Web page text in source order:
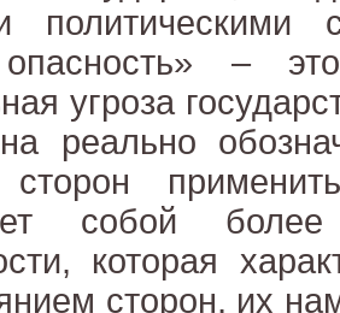
политическими
–
угроза
реально
собой
которая
сторон, их